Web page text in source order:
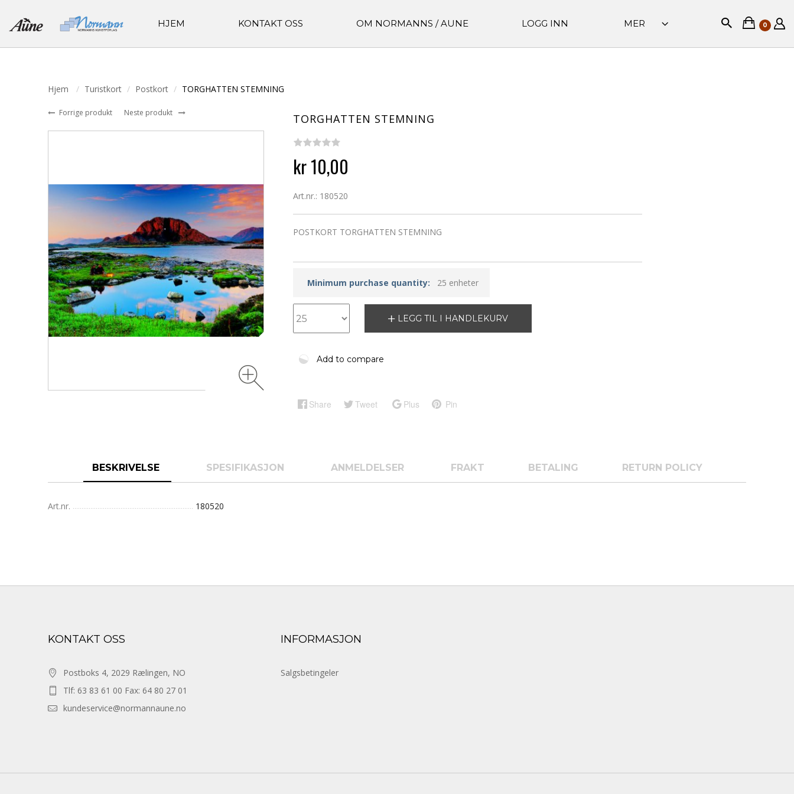
HJEM KONTAKT OSS OM NORMANNS / AUNE LOGG INN MER 0
Hjem Turistkort Postkort TORGHATTEN STEMNING
Forrige produkt Neste produkt TORGHATTEN STEMNING
kr 10,00
Art.nr.: 180520
POSTKORT TORGHATTEN STEMNING
Minimum purchase quantity: 25 enheter
LEGG TIL I HANDLEKURV
Add to compare
Share Tweet Plus Pin
BESKRIVELSE SPESIFIKASJON ANMELDELSER FRAKT BETALING RETURN POLICY
Art.nr. 180520
KONTAKT OSS
Postboks 4, 2029 Rælingen, NO
Tlf: 63 83 61 00 Fax: 64 80 27 01
kundeservice@normannaune.no
INFORMASJON
Salgsbetingeler